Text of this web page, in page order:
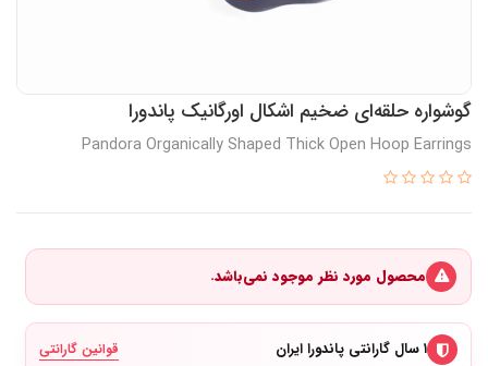
گوشواره حلقه‌ای ضخیم اشکال اورگانیک پاندورا
Pandora Organically Shaped Thick Open Hoop Earrings
محصول مورد نظر موجود نمی‌باشد.
۱ سال گارانتی پاندورا ایران قوانین گارانتی